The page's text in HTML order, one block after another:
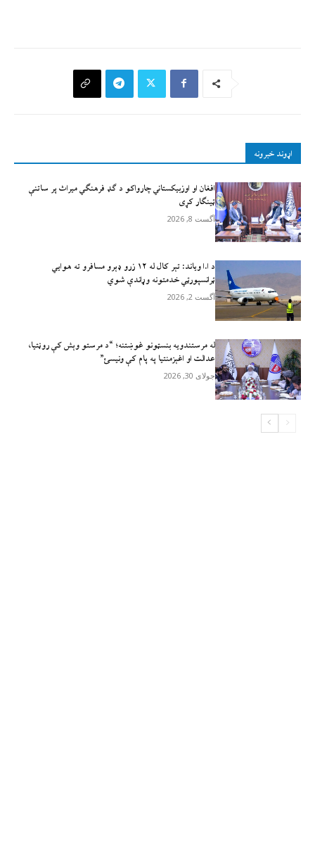
اړوند خبرونه
افغان او اوزبیکستاني چارواکو د ګډ فرهنګي میراث پر ساتنې
ټینګار کړی
آگست 8, 2026
د ا.ا وياند: تېر کال له ۱۲ زرو ډېرو مسافرو ته هوايي
ټرانسپورټي خدمتونه وړاندې شوي
آگست 2, 2026
له مرستندویه بنسټونو غوښتنه؛ “د مرستو وېش کې روڼتیا،
عدالت او اغېزمنتیا په پام کې ونیسئ”
جولای 30, 2026